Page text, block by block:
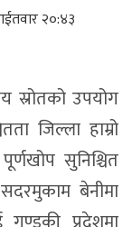
२०:४३
स्रोतको उपयोग
जिल्ला हाम्रो
सुनिश्चित
बेनीमा